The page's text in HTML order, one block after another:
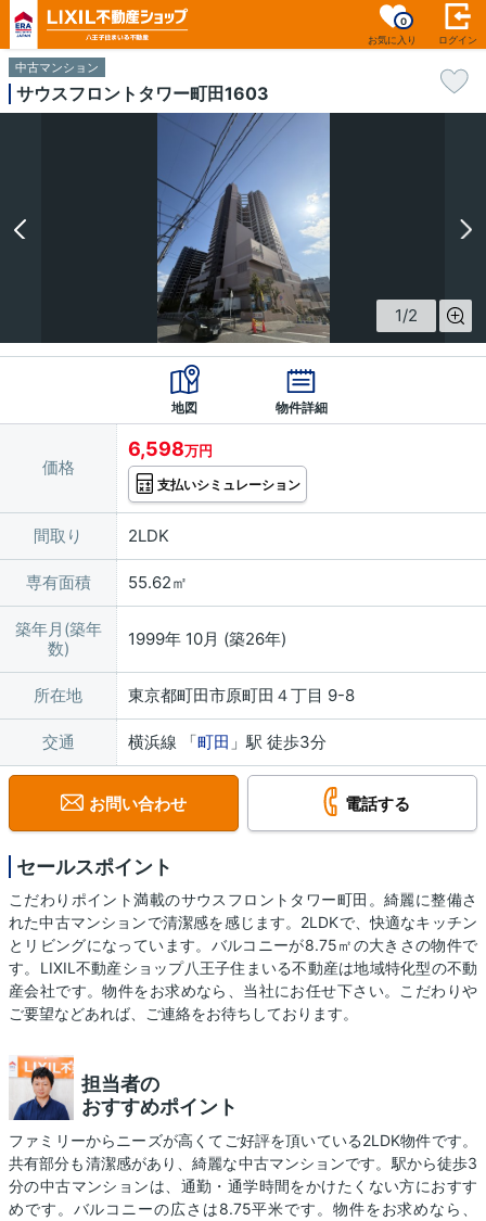
お気に入り
0
ログイン
中古マンション
サウスフロントタワー町田1603
1/2
地図 物件詳細
価格
6,598万円
支払いシミュレーション
間取り 2LDK
専有面積 55.62㎡
築年月(築年
数)
1999年 10月 (築26年)
所在地 東京都町田市原町田４丁目 9-8
交通 横浜線 「町田 」駅 徒歩3分
お問い合わせ 電話する
セールスポイント
こだわりポイント満載のサウスフロントタワー町田。綺麗に整備さ
れた中古マンションで清潔感を感じます。2LDKで、快適なキッチン
とリビングになっています。バルコニーが8.75㎡の大きさの物件で
す。LIXIL不動産ショップ八王子住まいる不動産は地域特化型の不動
産会社です。物件をお求めなら、当社にお任せ下さい。こだわりや
ご要望などあれば、ご連絡をお待ちしております。
担当者の
おすすめポイント
ファミリーからニーズが高くてご好評を頂いている2LDK物件です。
共有部分も清潔感があり、綺麗な中古マンションです。駅から徒歩3
分の中古マンションは、通勤・通学時間をかけたくない方におすす
めです。バルコニーの広さは8.75平米です。物件をお求めなら、